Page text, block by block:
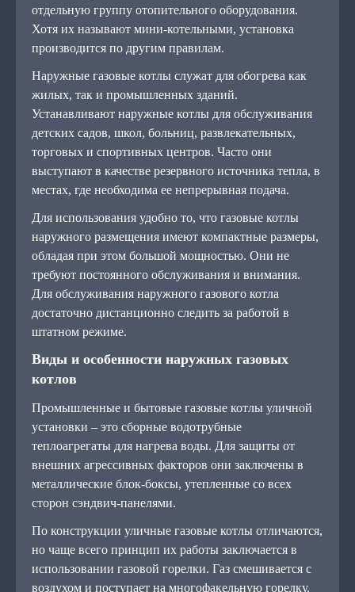
отдельную группу отопительного оборудования.
Хотя их называют мини-котельными, установка
производится по другим правилам.
Наружные газовые котлы служат для обогрева как
жилых, так и промышленных зданий.
Устанавливают наружные котлы для обслуживания
детских садов, школ, больниц, развлекательных,
торговых и спортивных центров. Часто они
выступают в качестве резервного источника тепла, в
местах, где необходима ее непрерывная подача.
Для использования удобно то, что газовые котлы
наружного размещения имеют компактные размеры,
обладая при этом большой мощностью. Они не
требуют постоянного обслуживания и внимания.
Для обслуживания наружного газового котла
достаточно дистанционно следить за работой в
штатном режиме.
Виды и особенности наружных газовых
котлов
Промышленные и бытовые газовые котлы уличной
установки – это сборные водотрубные
теплоагрегаты для нагрева воды. Для защиты от
внешних агрессивных факторов они заключены в
металлические блок-боксы, утепленные со всех
сторон сэндвич-панелями.
По конструкции уличные газовые котлы отличаются,
но чаще всего принцип их работы заключается в
использовании газовой горелки. Газ смешивается с
воздухом и поступает на многофакельную горелку.